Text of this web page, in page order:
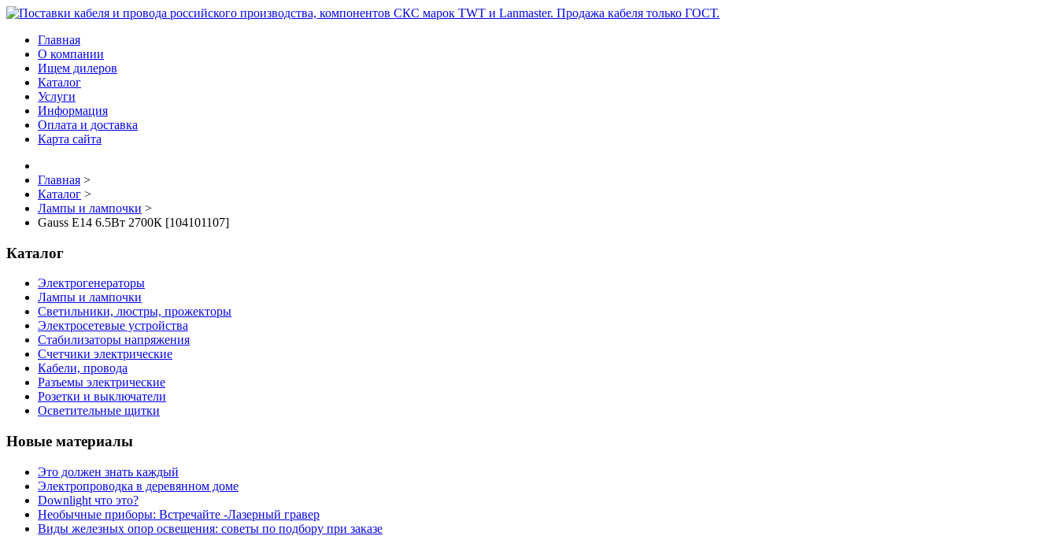
Главная
О компании
Ищем дилеров
Каталог
Услуги
Информация
Оплата и доставка
Карта сайта
Главная >
Каталог >
Лампы и лампочки >
Gauss E14 6.5Вт 2700К [104101107]
Каталог
Электрогенераторы
Лампы и лампочки
Светильники, люстры, прожекторы
Электросетевые устройства
Стабилизаторы напряжения
Счетчики электрические
Кабели, провода
Разъемы электрические
Розетки и выключатели
Осветительные щитки
Новые материалы
Это должен знать каждый
Электропроводка в деревянном доме
Downlight что это?
Необычные приборы: Встречайте -Лазерный гравер
Виды железных опор освещения: советы по подбору при заказе